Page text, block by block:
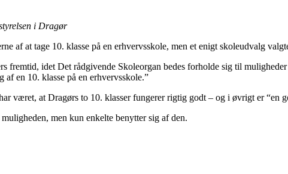
i Dragør
af at tage 10. klasse på en erhvervsskole, men et enigt skoleudvalg
fremtid, idet Det rådgivende Skoleorgan bedes forholde sig til
en 10. klasse på en erhvervsskole.”
været, at Dragørs to 10. klasser fungerer rigtig godt – og i øvrigt er “en
men kun enkelte benytter sig af den.